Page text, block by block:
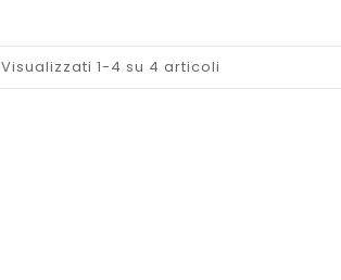
Visualizzati 1-4 su 4 articoli